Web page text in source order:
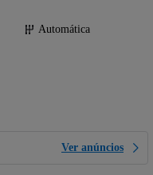
Automática
Ver anúncios